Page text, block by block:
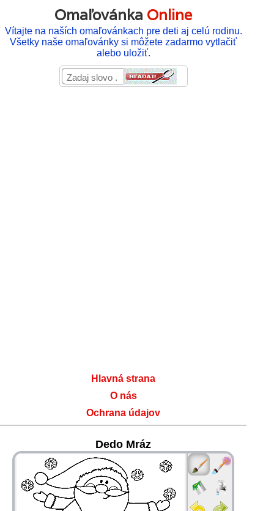
Omaľovánka Online
Vítajte na naších omaľovánkach pre deti aj celú rodinu.
Všetky naše omaľovánky si môžete zadarmo vytlačiť
alebo uložiť.
Hlavná strana
O nás
Ochrana údajov
Dedo Mráz